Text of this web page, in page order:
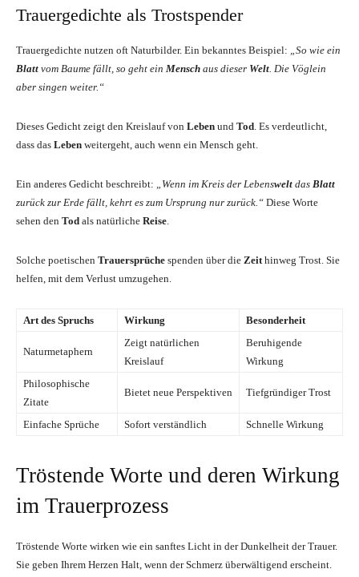
Trauergedichte als Trostspender
Trauergedichte nutzen oft Naturbilder. Ein bekanntes Beispiel: „So wie ein
Blatt vom Baume fällt, so geht ein Mensch aus dieser Welt. Die Vöglein
aber singen weiter.“
Dieses Gedicht zeigt den Kreislauf von Leben und Tod. Es verdeutlicht,
dass das Leben weitergeht, auch wenn ein Mensch geht.
Ein anderes Gedicht beschreibt: „Wenn im Kreis der Lebenswelt das Blatt
zurück zur Erde fällt, kehrt es zum Ursprung nur zurück.“ Diese Worte
sehen den Tod als natürliche Reise.
Solche poetischen Trauersprüche spenden über die Zeithinweg Trost. Sie
helfen, mit dem Verlust umzugehen.
Art des Spruchs Wirkung Besonderheit
Naturmetaphern
Zeigt natürlichen
Kreislauf
Beruhigende
Wirkung
Philosophische
Zitate
Bietet neue Perspektiven Tiefgründiger Trost
Einfache Sprüche Sofort verständlich Schnelle Wirkung
Tröstende Worte und deren Wirkung
im Trauerprozess
Tröstende Worte wirken wie ein sanftes Licht in der Dunkelheit der Trauer.
Sie geben Ihrem Herzen Halt, wenn der Schmerz überwältigend erscheint.